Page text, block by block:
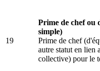
19
Prime de chef ou
simple)
Prime de chef
autre statut en lien
collective) pour le